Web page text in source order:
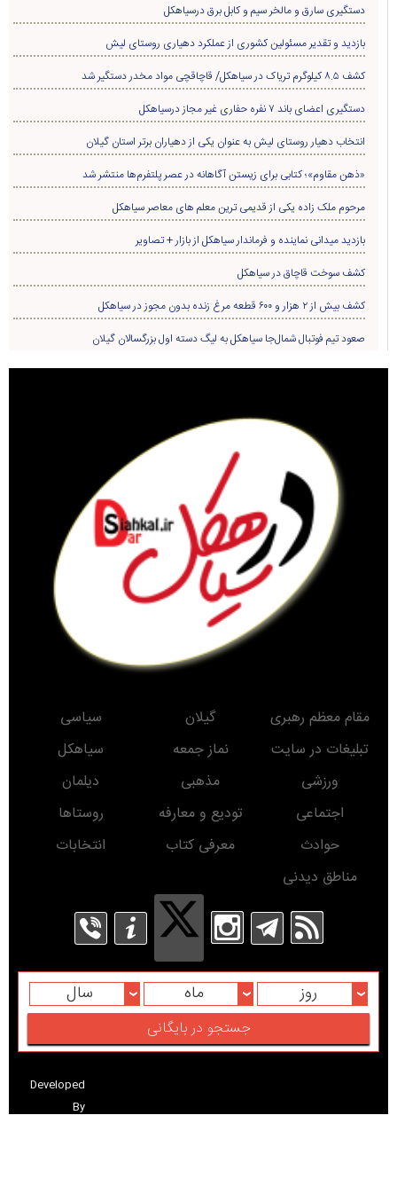
دستگیری سارق و مالخر سیم و کابل برق درسیاهکل
بازدید و تقدیر مسئولین کشوری از عملکرد دهیاری روستای لیش
کشف ۸.۵ کیلوگرم تریاک در سیاهکل/ قاچاقچی مواد مخدر دستگیر شد
دستگیری اعضای باند ۷ نفره حفاری غير مجاز درسیاهکل
انتخاب دهیار روستای لیش به عنوان یکی از دهیاران برتر استان گیلان
«ذهن مقاوم»؛ کتابی برای زیستن آگاهانه در عصر پلتفرم‌ها منتشر شد
مرحوم ملک زاده یکی از قدیمی ترین معلم های معاصر سیاهکل
بازدید میدانی نماینده و فرماندار سیاهکل از بازار + تصاویر
کشف سوخت قاچاق در سياهکل
کشف بیش از ۲ هزار و ۶۰۰ قطعه مرغ زنده بدون مجوز در سیاهکل
صعود تیم فوتبال شمال‌جا‌ سیاهکل به لیگ دسته اول بزرگسالان گیلان
مقام معظم رهبری گیلان
سیاسی
تبلیغات در سایت
نماز جمعه
سیاهکل
ورزشی
مذهبی
دیلمان
اجتماعی
تودیع و معارفه
روستاها
حوادث
معرفی کتاب
انتخابات
مناطق دیدنی
روز ماه سال
Developed
By